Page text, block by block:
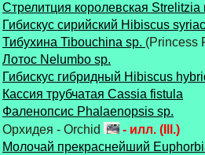
Стрелитция королевская Strelitzia
Гибискус сирийский Hibiscus
Тибухина Tibouchina sp. (Princess
Лотос Nelumbo sp.
Гибискус гибридный Hibiscus
Кассия трубчатая Cassia fistula
Фаленопсис Phalaenopsis sp.
Орхидея - Orchid
- илл. (Ill.)
Молочай прекраснейший